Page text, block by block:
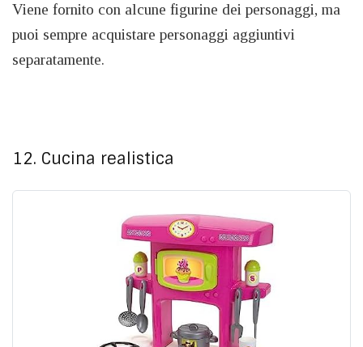
Viene fornito con alcune figurine dei personaggi, ma
puoi sempre acquistare personaggi aggiuntivi
separatamente.
12. Cucina realistica